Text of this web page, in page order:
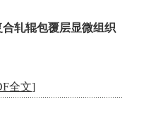
轧辊包覆层显微组织
全文]